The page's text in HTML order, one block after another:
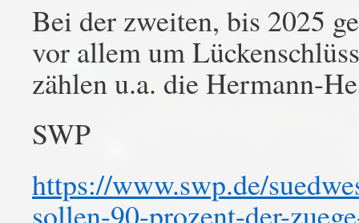
Bei der zweiten, bis 2025
vor allem um
zählen u.a. die Hermann-
SWP
https://www.swp.de/
sollen-90-prozent-der-